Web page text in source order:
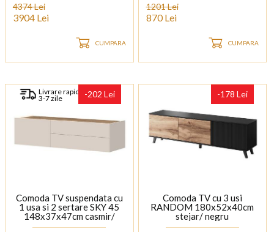
4374 Lei
3904 Lei
CUMPARA
1201 Lei
870 Lei
CUMPARA
Livrare rapida
3-7 zile -202 Lei
Comoda TV suspendata cu
1 usa si 2 sertare SKY 45
148x37x47cm casmir/
stejar tabac
-178 Lei
Comoda TV cu 3 usi
RANDOM 180x52x40cm
stejar/ negru